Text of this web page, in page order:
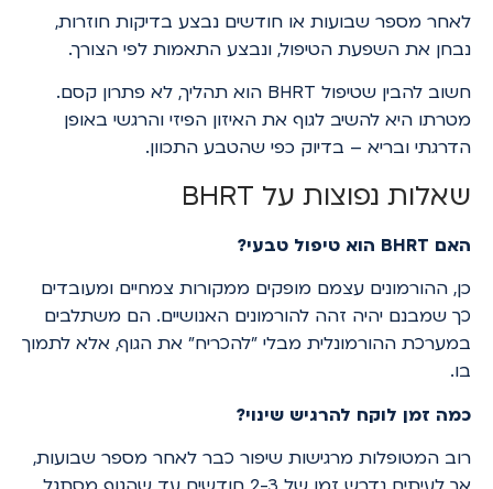
לאחר מספר שבועות או חודשים נבצע בדיקות חוזרות,
נבחן את השפעת הטיפול, ונבצע התאמות לפי הצורך.
חשוב להבין שטיפול BHRT הוא תהליך, לא פתרון קסם.
מטרתו היא להשיב לגוף את האיזון הפיזי והרגשי באופן
הדרגתי ובריא – בדיוק כפי שהטבע התכוון.
שאלות נפוצות על BHRT
האם BHRT הוא טיפול טבעי?
כן, ההורמונים עצמם מופקים ממקורות צמחיים ומעובדים
כך שמבנם יהיה זהה להורמונים האנושיים. הם משתלבים
במערכת ההורמונלית מבלי "להכריח" את הגוף, אלא לתמוך
בו.
כמה זמן לוקח להרגיש שינוי?
רוב המטופלות מרגישות שיפור כבר לאחר מספר שבועות,